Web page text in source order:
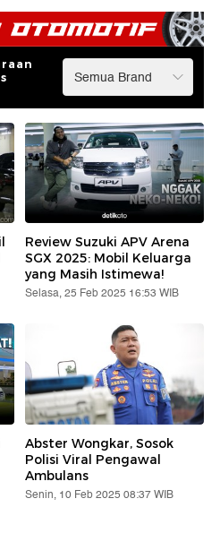
Review Suzuki APV Arena
SGX 2025: Mobil Keluarga
yang Masih Istimewa!
Selasa, 25 Feb 2025 16:53 WIB
Abster Wongkar, Sosok
Polisi Viral Pengawal
Ambulans
Senin, 10 Feb 2025 08:37 WIB